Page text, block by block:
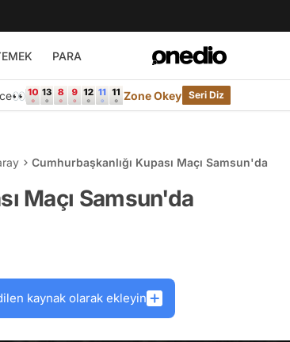
PARA
Zone Okey Seri Diz
Cumhurbaşkanlığı Kupası Maçı Samsun'da
Maçı Samsun'da
kaynak olarak ekleyin